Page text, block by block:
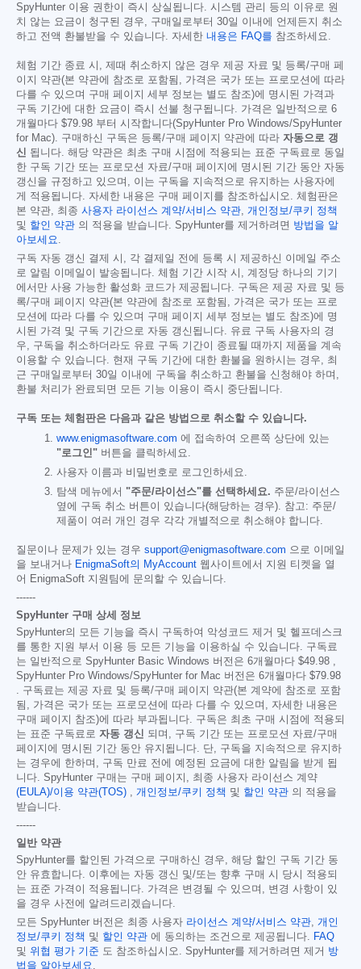
SpyHunter 이용 권한이 즉시 상실됩니다. 시스템 관리 등의 이유로 원
치 않는 요금이 청구된 경우, 구매일로부터 30일 이내에 언제든지 취소
하고 전액 환불받을 수 있습니다. 자세한 내용은 FAQ를 참조하세요.
체험 기간 종료 시, 제때 취소하지 않은 경우 제공 자료 및 등록/구매 페
이지 약관(본 약관에 참조로 포함됨, 가격은 국가 또는 프로모션에 따라
다를 수 있으며 구매 페이지 세부 정보는 별도 참조)에 명시된 가격과
구독 기간에 대한 요금이 즉시 선불 청구됩니다. 가격은 일반적으로 6
개월마다 $79.98 부터 시작합니다(SpyHunter Pro Windows/SpyHunter
for Mac). 구매하신 구독은 등록/구매 페이지 약관에 따라 자동으로 갱
신 됩니다. 해당 약관은 최초 구매 시점에 적용되는 표준 구독료로 동일
한 구독 기간 또는 프로모션 자료/구매 페이지에 명시된 기간 동안 자동
갱신을 규정하고 있으며, 이는 구독을 지속적으로 유지하는 사용자에
게 적용됩니다. 자세한 내용은 구매 페이지를 참조하십시오. 체험판은
본 약관, 최종 사용자 라이선스 계약/서비스 약관, 개인정보/쿠키 정책
및 할인 약관 의 적용을 받습니다. SpyHunter를 제거하려면 방법을 알
아보세요.
구독 자동 갱신 결제 시, 각 결제일 전에 등록 시 제공하신 이메일 주소
로 알림 이메일이 발송됩니다. 체험 기간 시작 시, 계정당 하나의 기기
에서만 사용 가능한 활성화 코드가 제공됩니다. 구독은 제공 자료 및 등
록/구매 페이지 약관(본 약관에 참조로 포함됨, 가격은 국가 또는 프로
모션에 따라 다를 수 있으며 구매 페이지 세부 정보는 별도 참조)에 명
시된 가격 및 구독 기간으로 자동 갱신됩니다. 유료 구독 사용자의 경
우, 구독을 취소하더라도 유료 구독 기간이 종료될 때까지 제품을 계속
이용할 수 있습니다. 현재 구독 기간에 대한 환불을 원하시는 경우, 최
근 구매일로부터 30일 이내에 구독을 취소하고 환불을 신청해야 하며,
환불 처리가 완료되면 모든 기능 이용이 즉시 중단됩니다.
구독 또는 체험판은 다음과 같은 방법으로 취소할 수 있습니다.
www.enigmasoftware.com 에 접속하여 오른쪽 상단에 있는
"로그인" 버튼을 클릭하세요.
사용자 이름과 비밀번호로 로그인하세요.
탐색 메뉴에서 "주문/라이선스"를 선택하세요. 주문/라이선스
옆에 구독 취소 버튼이 있습니다(해당하는 경우). 참고: 주문/
제품이 여러 개인 경우 각각 개별적으로 취소해야 합니다.
질문이나 문제가 있는 경우 support@enigmasoftware.com 으로 이메일
을 보내거나 EnigmaSoft의 MyAccount 웹사이트에서 지원 티켓을 열
어 EnigmaSoft 지원팀에 문의할 수 있습니다.
------
SpyHunter 구매 상세 정보
SpyHunter의 모든 기능을 즉시 구독하여 악성코드 제거 및 헬프데스크
를 통한 지원 부서 이용 등 모든 기능을 이용하실 수 있습니다. 구독료
는 일반적으로 SpyHunter Basic Windows 버전은 6개월마다 $49.98 ,
SpyHunter Pro Windows/SpyHunter for Mac 버전은 6개월마다 $79.98
. 구독료는 제공 자료 및 등록/구매 페이지 약관(본 계약에 참조로 포함
됨, 가격은 국가 또는 프로모션에 따라 다를 수 있으며, 자세한 내용은
구매 페이지 참조)에 따라 부과됩니다. 구독은 최초 구매 시점에 적용되
는 표준 구독료로 자동 갱신 되며, 구독 기간 또는 프로모션 자료/구매
페이지에 명시된 기간 동안 유지됩니다. 단, 구독을 지속적으로 유지하
는 경우에 한하며, 구독 만료 전에 예정된 요금에 대한 알림을 받게 됩
니다. SpyHunter 구매는 구매 페이지, 최종 사용자 라이선스 계약
(EULA)/이용 약관(TOS) , 개인정보/쿠키 정책 및 할인 약관 의 적용을
받습니다.
------
일반 약관
SpyHunter를 할인된 가격으로 구매하신 경우, 해당 할인 구독 기간 동
안 유효합니다. 이후에는 자동 갱신 및/또는 향후 구매 시 당시 적용되
는 표준 가격이 적용됩니다. 가격은 변경될 수 있으며, 변경 사항이 있
을 경우 사전에 알려드리겠습니다.
모든 SpyHunter 버전은 최종 사용자 라이선스 계약/서비스 약관, 개인
정보/쿠키 정책 및 할인 약관 에 동의하는 조건으로 제공됩니다. FAQ
및 위협 평가 기준 도 참조하십시오. SpyHunter를 제거하려면 제거 방
법을 알아보세요.